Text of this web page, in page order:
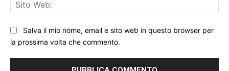
Salva il mio nome, email e sito web in questo browser per
la prossima volta che commento.